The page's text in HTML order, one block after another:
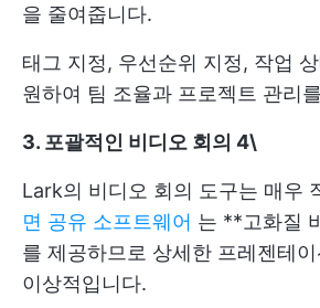
을 줄여줍니다.
태그 지정, 우선순위 지정, 작업
원하여 팀 조율과 프로젝트 관리
3. 포괄적인 비디오 회의 4\
Lark의 비디오 회의 도구는 매우
면 공유 소프트웨어 는 **고화질
를 제공하므로 상세한 프레젠테
이상적입니다.